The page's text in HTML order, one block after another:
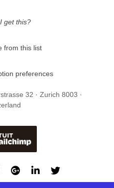
get this?
from this list
preferences
32 · Zurich 8003 ·